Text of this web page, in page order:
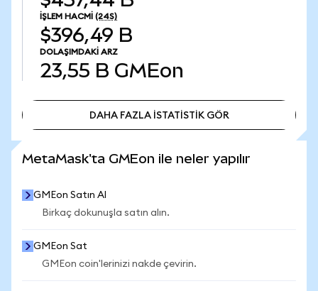
İŞLEM HACMI (24S)
$396,49 B
DOLAŞIMDAKI ARZ
23,55 B GMEon
DAHA FAZLA İSTATİSTİK GÖR
MetaMask'ta GMEon ile neler yapılır
GMEon Satın Al
Birkaç dokunuşla satın alın.
GMEon Sat
GMEon coin'lerinizi nakde çevirin.